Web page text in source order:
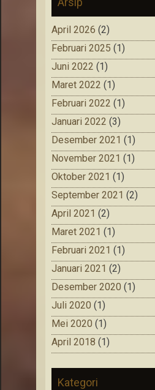
April 2026 (2)
Februari 2025 (1)
Juni 2022 (1)
Maret 2022 (1)
Februari 2022 (1)
Januari 2022 (3)
Desember 2021 (1)
November 2021 (1)
Oktober 2021 (1)
September 2021 (2)
April 2021 (2)
Maret 2021 (1)
Februari 2021 (1)
Januari 2021 (2)
Desember 2020 (1)
Juli 2020 (1)
Mei 2020 (1)
April 2018 (1)
Kategori